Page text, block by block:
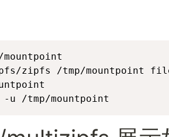
zipfs /tmp/mountpoint
-u /tmp/mountpoint